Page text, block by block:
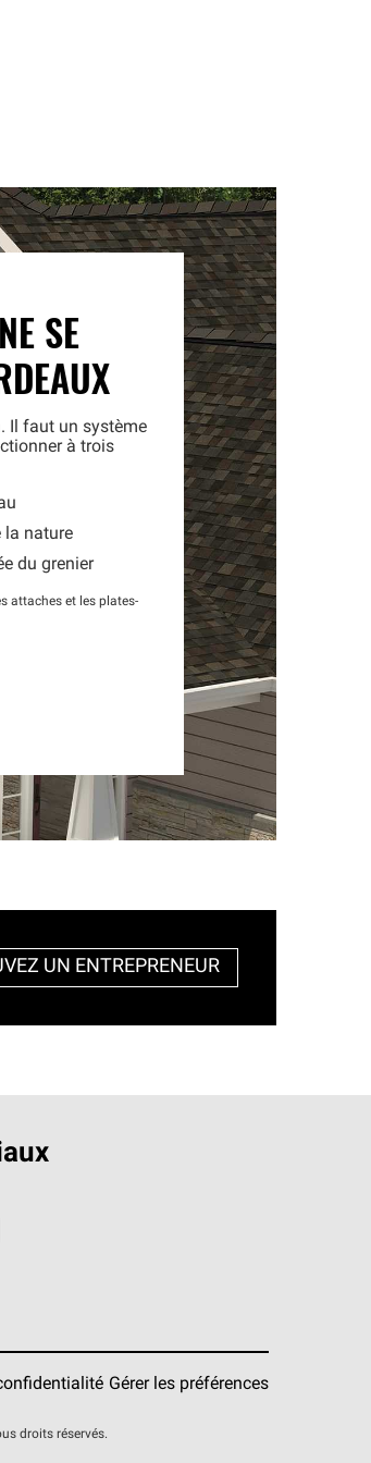
SE
Il faut un système
à trois
la nature
du grenier
attaches et les plates-
UN ENTREPRENEUR
Gérer les préférences
droits réservés.